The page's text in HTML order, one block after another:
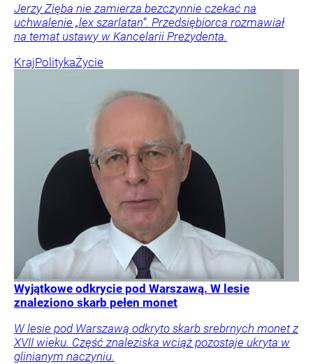
Jerzy Zięba nie zamierza bezczynnie czekać na
uchwalenie „lex szarlatan”. Przedsiębiorca rozmawiał
na temat ustawy w Kancelarii Prezydenta.
KrajPolitykaŻycie
Wyjątkowe odkrycie pod Warszawą. W lesie
znaleziono skarb pełen monet
W lesie pod Warszawą odkryto skarb srebrnych monet z
XVII wieku. Część znaleziska wciąż pozostaje ukryta w
glinianym naczyniu.